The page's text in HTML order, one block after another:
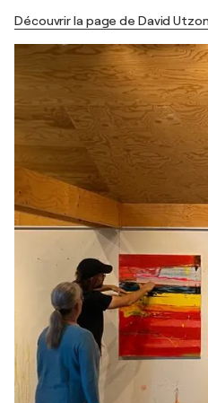
Découvrir la page de David Utzon